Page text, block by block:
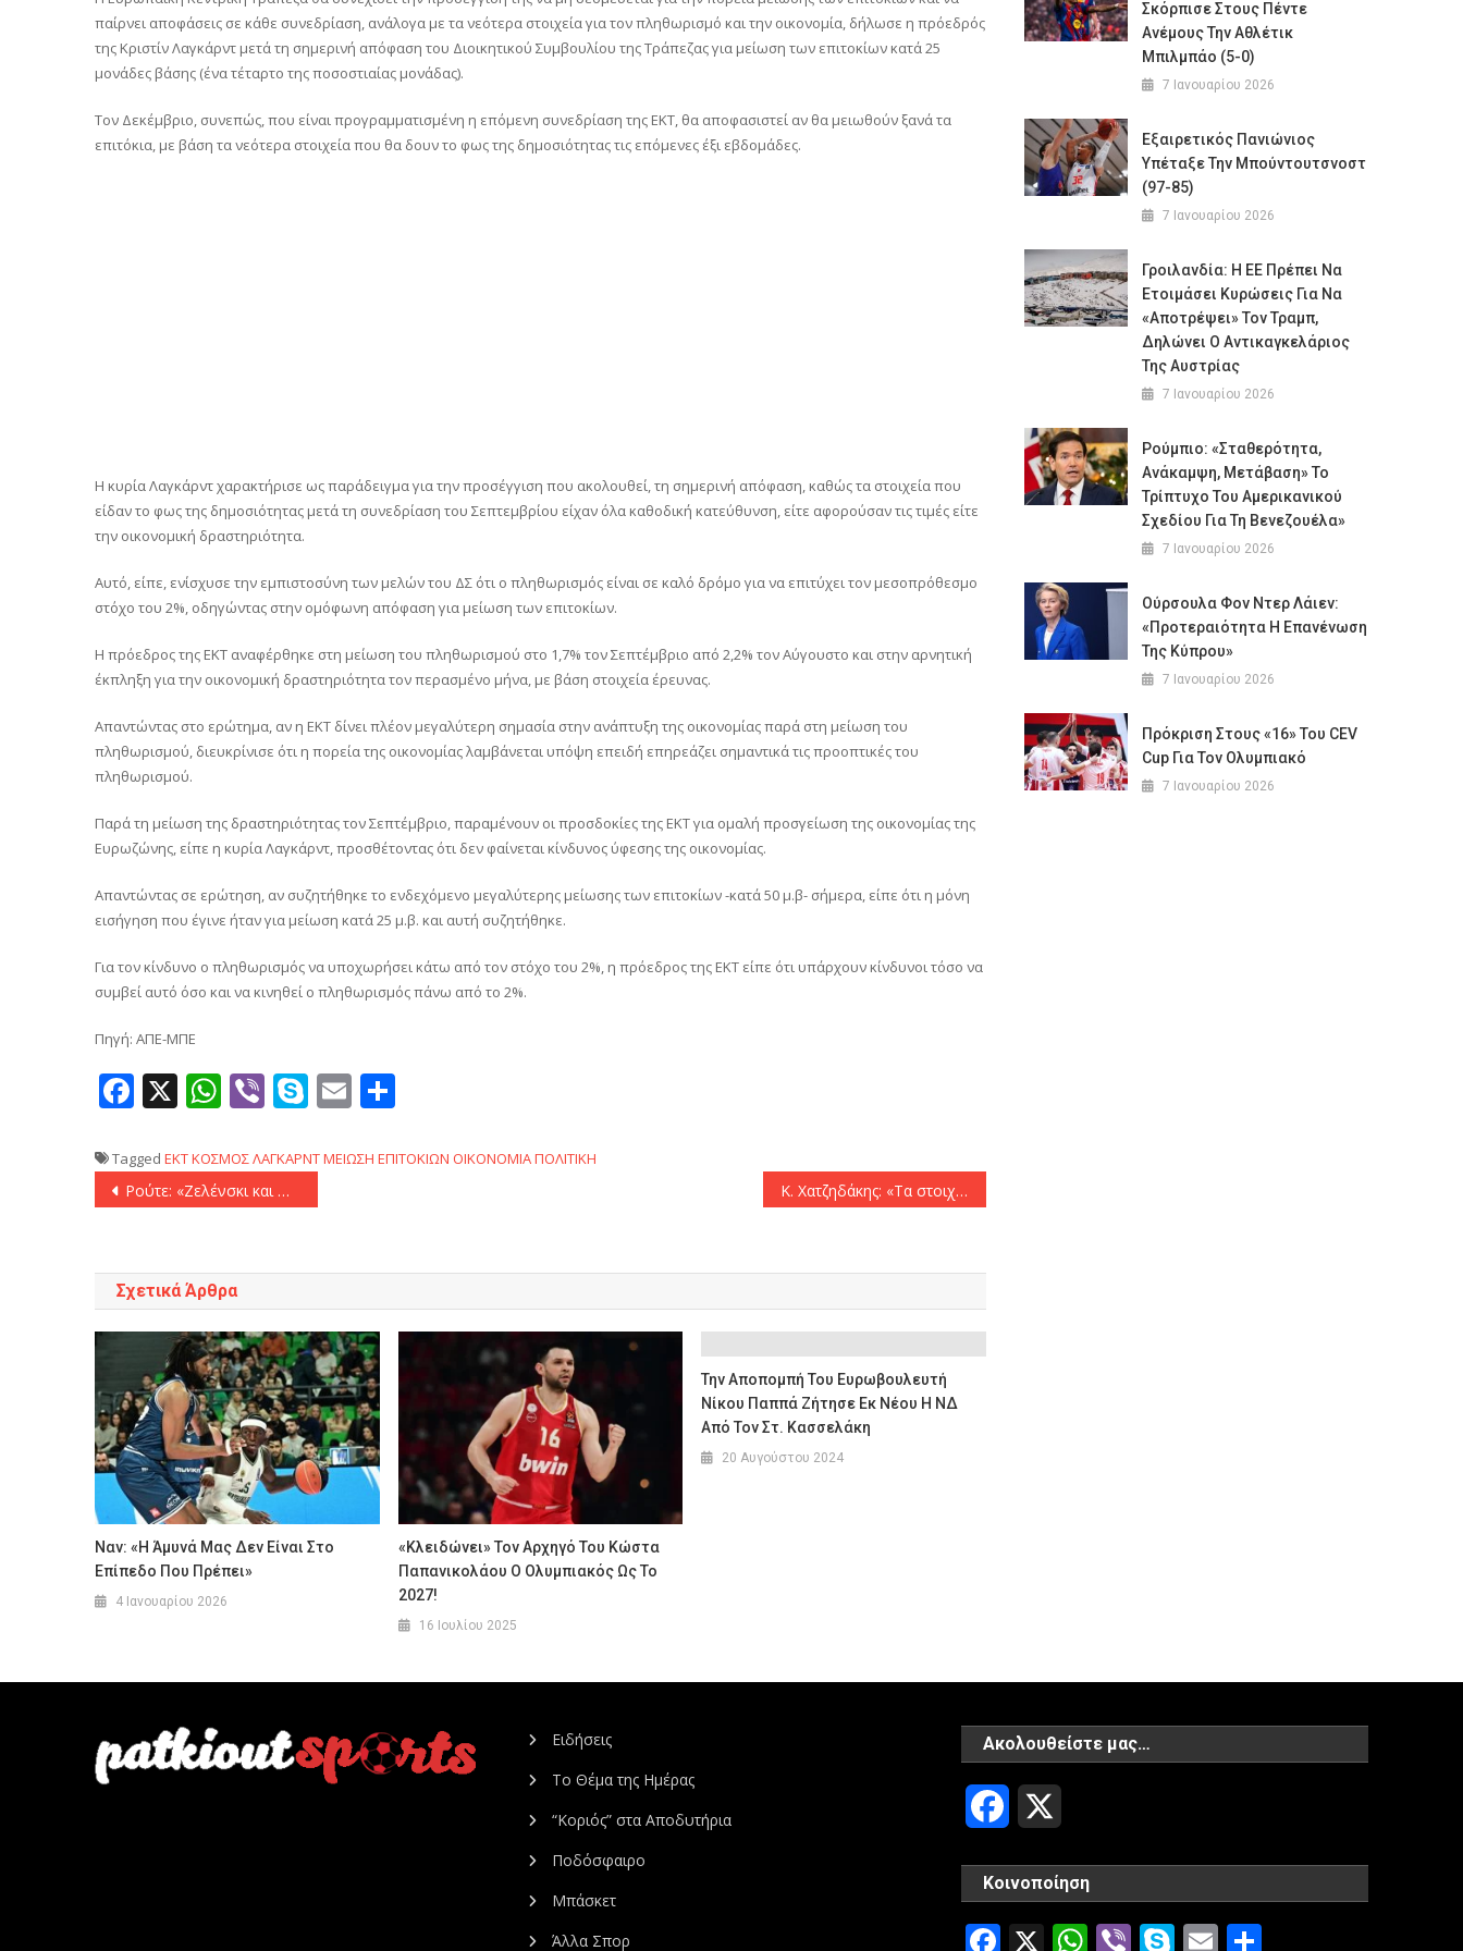
παίρνει αποφάσεις σε κάθε συνεδρίαση, ανάλογα με τα νεότερα στοιχεία για τον πληθωρισμό και την οικονομία, δήλωσε η πρόεδρός
της Κριστίν Λαγκάρντ μετά τη σημερινή απόφαση του Διοικητικού Συμβουλίου της Τράπεζας για μείωση των επιτοκίων κατά 25
μονάδες βάσης (ένα τέταρτο της ποσοστιαίας μονάδας).
Τον Δεκέμβριο, συνεπώς, που είναι προγραμματισμένη η επόμενη συνεδρίαση της ΕΚΤ, θα αποφασιστεί αν θα μειωθούν ξανά τα
επιτόκια, με βάση τα νεότερα στοιχεία που θα δουν το φως της δημοσιότητας τις επόμενες έξι εβδομάδες.
Η κυρία Λαγκάρντ χαρακτήρισε ως παράδειγμα για την προσέγγιση που ακολουθεί, τη σημερινή απόφαση, καθώς τα στοιχεία που
είδαν το φως της δημοσιότητας μετά τη συνεδρίαση του Σεπτεμβρίου είχαν όλα καθοδική κατεύθυνση, είτε αφορούσαν τις τιμές είτε
την οικονομική δραστηριότητα.
Αυτό, είπε, ενίσχυσε την εμπιστοσύνη των μελών του ΔΣ ότι ο πληθωρισμός είναι σε καλό δρόμο για να επιτύχει τον μεσοπρόθεσμο
στόχο του 2%, οδηγώντας στην ομόφωνη απόφαση για μείωση των επιτοκίων.
Η πρόεδρος της ΕΚΤ αναφέρθηκε στη μείωση του πληθωρισμού στο 1,7% τον Σεπτέμβριο από 2,2% τον Αύγουστο και στην αρνητική
έκπληξη για την οικονομική δραστηριότητα τον περασμένο μήνα, με βάση στοιχεία έρευνας.
Απαντώντας στο ερώτημα, αν η ΕΚΤ δίνει πλέον μεγαλύτερη σημασία στην ανάπτυξη της οικονομίας παρά στη μείωση του
πληθωρισμού, διευκρίνισε ότι η πορεία της οικονομίας λαμβάνεται υπόψη επειδή επηρεάζει σημαντικά τις προοπτικές του
πληθωρισμού.
Παρά τη μείωση της δραστηριότητας τον Σεπτέμβριο, παραμένουν οι προσδοκίες της ΕΚΤ για ομαλή προσγείωση της οικονομίας της
Ευρωζώνης, είπε η κυρία Λαγκάρντ, προσθέτοντας ότι δεν φαίνεται κίνδυνος ύφεσης της οικονομίας.
Απαντώντας σε ερώτηση, αν συζητήθηκε το ενδεχόμενο μεγαλύτερης μείωσης των επιτοκίων -κατά 50 μ.β- σήμερα, είπε ότι η μόνη
εισήγηση που έγινε ήταν για μείωση κατά 25 μ.β. και αυτή συζητήθηκε.
Για τον κίνδυνο ο πληθωρισμός να υποχωρήσει κάτω από τον στόχο του 2%, η πρόεδρος της ΕΚΤ είπε ότι υπάρχουν κίνδυνοι τόσο να
συμβεί αυτό όσο και να κινηθεί ο πληθωρισμός πάνω από το 2%.
Πηγή: ΑΠΕ-ΜΠΕ
Facebook
X WhatsApp
ViberSkype
Email
Tagged ΕΚΤΚΟΣΜΟΣΛΑΓΚΑΡΝΤΜΕΙΩΣΗ ΕΠΙΤΟΚΙΩΝ ΟΙΚΟΝΟΜΙΑΠΟΛΙΤΙΚΗ
Πλοήγηση
Ρούτε: «Ζελένσκι και Ουκρανία θα πρέπει να είναι σε θέση να ξεκινήσουν συνομιλίες με την Ρωσία από θέση ισχύος» K. Χατζηδάκης: «Τα στοιχεία της ΕΛΣΤΑΤ δείχνουν πως η οικονομία βρίσκεται σε δυναμική ανάπτυξη»
Σχετικά Άρθρα
Ναν: «Η Άμυνά Μας Δεν Είναι Στο
Επίπεδο Που Πρέπει»
4 Ιανουαρίου 2026
«Κλειδώνει» Τον Αρχηγό Του Κώστα
Παπανικολάου Ο Ολυμπιακός Ως Το
2027!
16 Ιουλίου 2025
Την Αποπομπή Του Ευρωβουλευτή
Νίκου Παππά Ζήτησε Εκ Νέου Η ΝΔ
Από Τον Στ. Κασσελάκη
20 Αυγούστου 2024
Σκόρπισε Στους Πέντε
Ανέμους Την Αθλέτικ
Μπιλμπάο (5-0)
7 Ιανουαρίου 2026
Εξαιρετικός Πανιώνιος
Υπέταξε Την Μπούντουτσνοστ
(97-85)
7 Ιανουαρίου 2026
Γροιλανδία: Η ΕΕ Πρέπει Να
Ετοιμάσει Κυρώσεις Για Να
«αποτρέψει» Τον Τραμπ,
Δηλώνει Ο Αντικαγκελάριος
Της Αυστρίας
7 Ιανουαρίου 2026
Ρούμπιο: «Σταθερότητα,
Ανάκαμψη, Μετάβαση» Το
Τρίπτυχο Του Αμερικανικού
Σχεδίου Για Τη Βενεζουέλα»
7 Ιανουαρίου 2026
Ούρσουλα Φον Ντερ Λάιεν:
«Προτεραιότητα Η Επανένωση
Της Κύπρου»
7 Ιανουαρίου 2026
Πρόκριση Στους «16» Του CEV
Cup Για Τον Ολυμπιακό
7 Ιανουαρίου 2026
Ειδήσεις
Το Θέμα της Ημέρας
“Κοριός” στα Αποδυτήρια
Ποδόσφαιρο
Μπάσκετ
Άλλα Σπορ
Ακολουθείστε μας…
Facebook
Κοινοποίηση
Facebook
X WhatsApp
ViberSkype
Email